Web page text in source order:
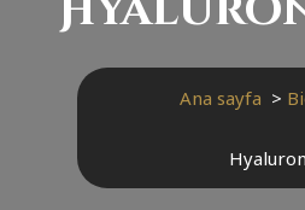
Ana sayfa >